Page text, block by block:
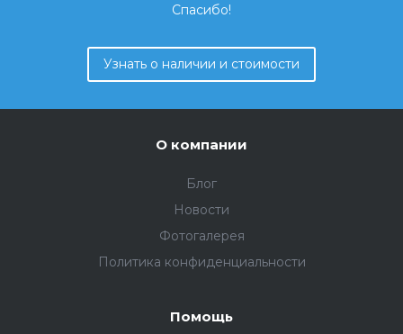
Спасибо!
Узнать о наличии и стоимости
О компании
Блог
Новости
Фотогалерея
Политика конфиденциальности
Помощь